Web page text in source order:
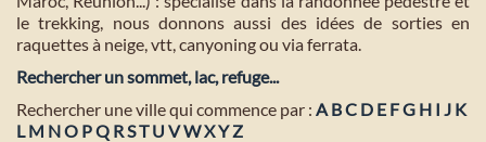
le trekking, nous donnons aussi des idées de sorties en
raquettes à neige, vtt, canyoning ou via ferrata.
Rechercher un sommet, lac, refuge...
Rechercher une ville qui commence par : A BC D E FG H I J K
L M NO PQ RST U VWXYZ